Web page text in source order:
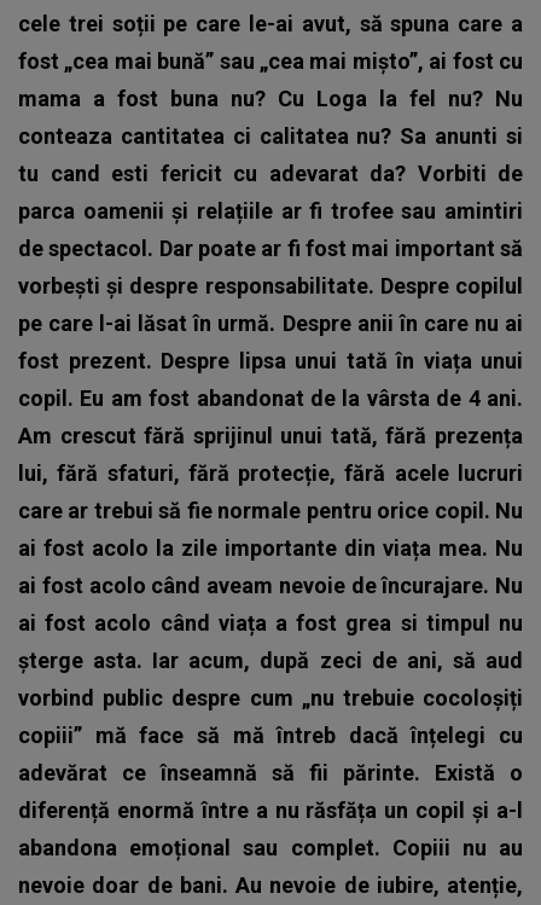
cele trei soții pe care le-ai avut, să spuna care a
fost „cea mai bună” sau „cea mai mișto”, ai fost cu
mama a fost buna nu? Cu Loga la fel nu? Nu
conteaza cantitatea ci calitatea nu? Sa anunti si
tu cand esti fericit cu adevarat da? Vorbiti de
parca oamenii și relațiile ar fi trofee sau amintiri
de spectacol. Dar poate ar fi fost mai important să
vorbești și despre responsabilitate. Despre copilul
pe care l-ai lăsat în urmă. Despre anii în care nu ai
fost prezent. Despre lipsa unui tată în viața unui
copil. Eu am fost abandonat de la vârsta de 4 ani.
Am crescut fără sprijinul unui tată, fără prezența
lui, fără sfaturi, fără protecție, fără acele lucruri
care ar trebui să fie normale pentru orice copil. Nu
ai fost acolo la zile importante din viața mea. Nu
ai fost acolo când aveam nevoie de încurajare. Nu
ai fost acolo când viața a fost grea si timpul nu
șterge asta. Iar acum, după zeci de ani, să aud
vorbind public despre cum „nu trebuie cocoloșiți
copiii” mă face să mă întreb dacă înțelegi cu
adevărat ce înseamnă să fii părinte. Există o
diferență enormă între a nu răsfăța un copil și a-l
abandona emoțional sau complet. Copiii nu au
nevoie doar de bani. Au nevoie de iubire, atenție,